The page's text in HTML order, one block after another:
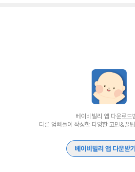
베이비빌리 앱 다운로드
다른 엄빠들이 작성한 다양한 고민&꿀
베이비빌리 앱 다운받기